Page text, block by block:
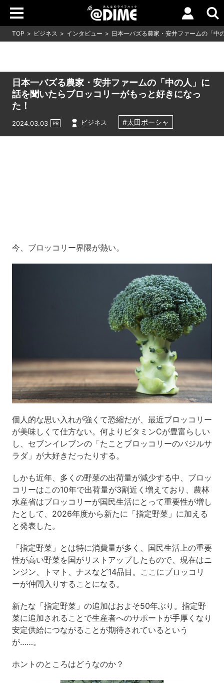
TOP ビジネス インタビュー 日本一バズる農家・安井ファームの「中
日本一バズる農家・安井ファームの「中の人」に
話を聞いたらブロッコリーがもっと好きになっ
た！
2024.03.03 PR ビジネス #太田ポーシャ
今、ブロッコリー界隈が熱い。
個人的な思い入れが強くて恐縮だが、最近ブロッコリー
が美味しくて仕方ない。何よりビタミンCが豊富らしい
し、セブンイレブンの「たことブロッコリーのバジルサ
ラダ」が大好きだったりする。
しかも近年、多くの野菜の出荷量が減少する中、ブロッ
コリーはこの10年で出荷量が3割近く増えており、農林
水産省はブロッコリーが国民生活にとって重要性が増し
たとして、2026年度から新たに「指定野菜」に加える
と発表した。
「指定野菜」とは特に消費量が多く、国民生活上の重要
性が高い野菜を国がリストアップしたもので、現在はニ
ンジン、トマト、ナスなど14品目。ここにブロッコリ
ーが仲間入りすることになる。
新たな「指定野菜」の追加はおよそ50年ぶり。指定野
菜に追加されることで生産者へのサポートが手厚くなり
安定供給につながることが期待されているという
が……。
ホントのところはどうなのか？